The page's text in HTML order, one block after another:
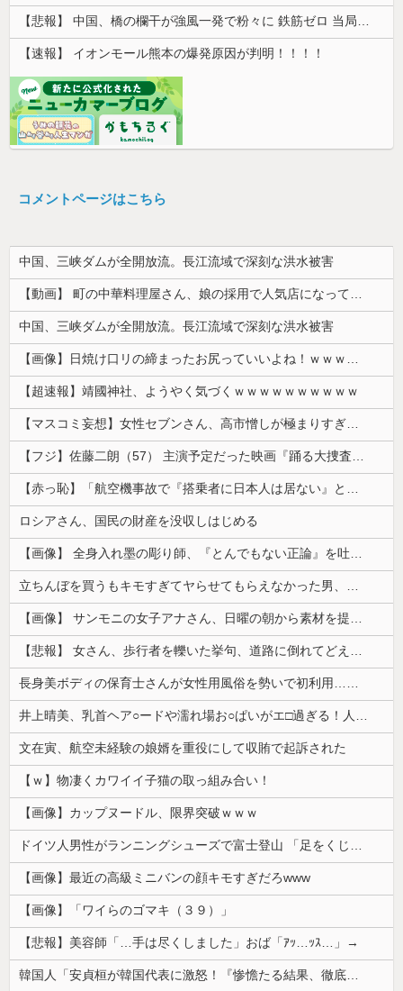
【速報】 イオンモール熊本の爆発原因が判明！！！！
コメントページはこちら
中国、三峡ダムが全開放流。長江流域で深刻な洪水被害
【動画】 町の中華料理屋さん、娘の採用で人気店になってしまう
中国、三峡ダムが全開放流。長江流域で深刻な洪水被害
【画像】日焼け口リの締まったお尻っていいよね！ｗｗｗｗｗ
【超速報】靖國神社、ようやく気づくｗｗｗｗｗｗｗｗｗｗ
【マスコミ妄想】女性セブンさん、高市憎しが極まりすぎたのか、過去一級の低俗な「支持率下げてやる」記事を配信してしまう 想像の10倍低俗
【フジ】佐藤二朗（57） 主演予定だった映画『踊る大捜査線』スピンオフ作品の撮影中止が正式に決定
【赤っ恥】「航空機事故で『搭乗者に日本人は居ない』という発表は嫌い。人間として同じ価値だと思う」→ツッコミ殺到も「自分が気に入らないと思った」と...
ロシアさん、国民の財産を没収しはじめる
【画像】 全身入れ墨の彫り師、『とんでもない正論』を吐いて30万再生されてしまうｗｗｗｗｗｗｗ
立ちんぼを買うもキモすぎてヤらせてもらえなかった男、代わりの足コキでまさかの大量身寸米青ｗｗｗ
【画像】 サンモニの女子アナさん、日曜の朝から素材を提供してしまう
【悲報】 女さん、歩行者を轢いた挙句、道路に倒れてどえらいことになってしまうw w w w w w w
長身美ボディの保育士さんが女性用風俗を勢いで初利用…子供に絶対見せられないメスの顔でイキまくり。
井上晴美、乳首ヘア○ードや濡れ場お○ぱいがエ□過ぎる！人生最後のラスト写真集、最高！！
文在寅、航空未経験の娘婿を重役にして収賄で起訴された
【ｗ】物凄くカワイイ子猫の取っ組み合い！
【画像】カップヌードル、限界突破ｗｗｗ
ドイツ人男性がランニングシューズで富士登山 「足をくじいて動けない」
【画像】最近の高級ミニバンの顔キモすぎだろwww
【画像】「ワイらのゴマキ（３９）」
【悲報】美容師「…手は尽くしました」おば「ｱｯ…ｯｽ…」→
韓国人「安貞桓が韓国代表に激怒！『惨憺たる結果、徹底的な刷新が必要だ』と監督や協会を痛烈批判」